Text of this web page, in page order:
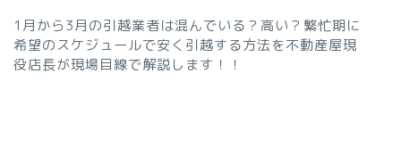
1月から3月の引越業者は混んでいる？高い？繁忙期に
希望のスケジュールで安く引越する方法を不動産屋現
役店長が現場目線で解説します！！